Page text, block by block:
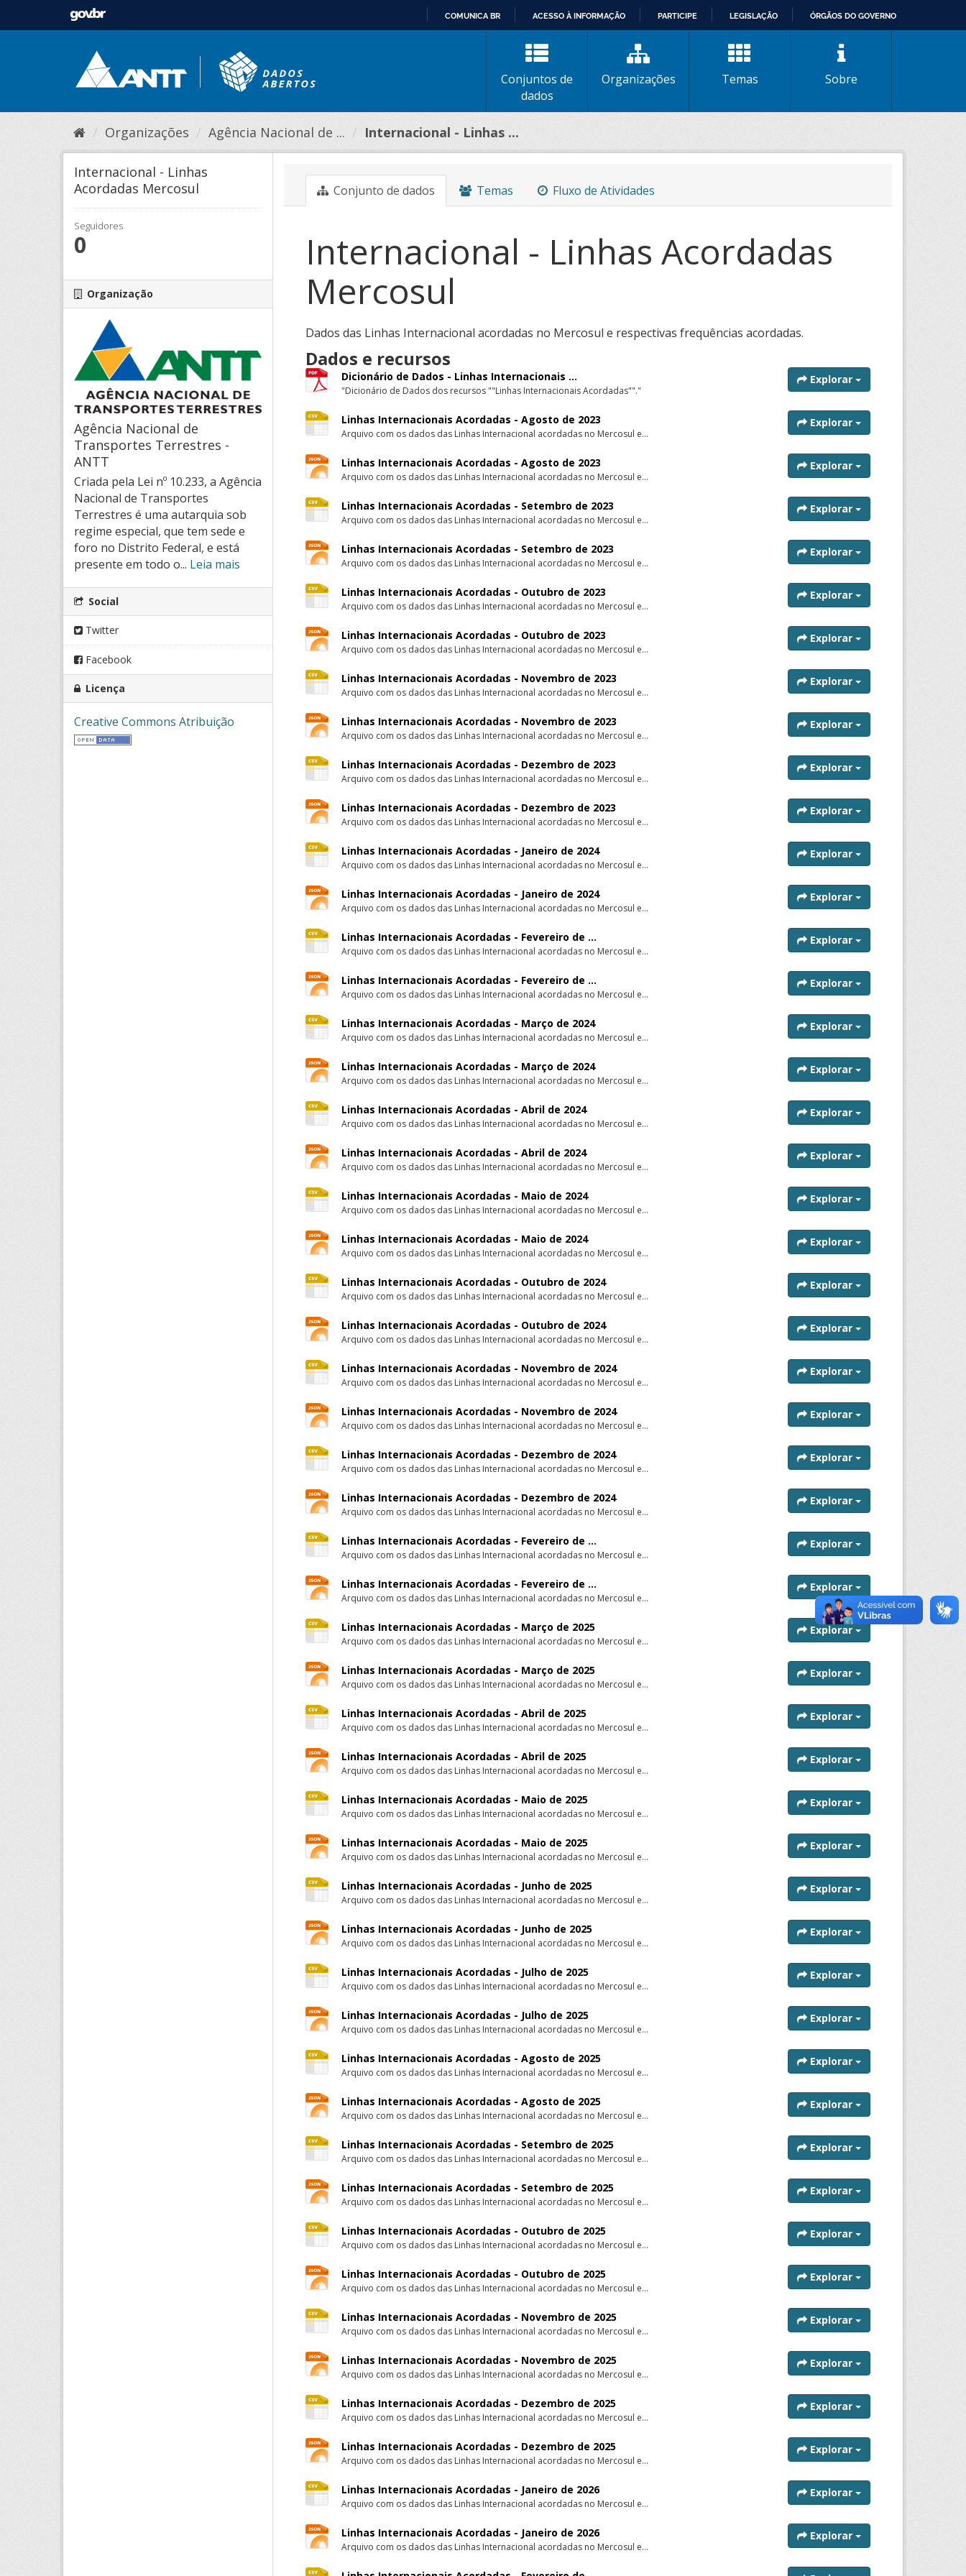
CONTEÚDO
COMUNICA BR ACESSO À INFORMAÇÃO PARTICIPE LEGISLAÇÃO ÓRGÃOS DO GOVERNO
Conjuntos de
dados
Organizações Temas Sobre
Organizações Agência Nacional de ... Internacional - Linhas ...
Internacional - Linhas
Acordadas Mercosul
Seguidores
0
Organização
Agência Nacional de
Transportes Terrestres -
ANTT
Criada pela Lei nº 10.233, a Agência
Nacional de Transportes
Terrestres é uma autarquia sob
regime especial, que tem sede e
foro no Distrito Federal, e está
presente em todo o... Leia mais
Social
Twitter
Facebook
Licença
Creative Commons Atribuição
Conjunto de dados Temas Fluxo de Atividades
Internacional - Linhas Acordadas
Mercosul
Dados das Linhas Internacional acordadas no Mercosul e respectivas frequências acordadas.
Dados e recursos
Dicionário de Dados - Linhas Internacionais ...
"Dicionário de Dados dos recursos ""Linhas Internacionais Acordadas""."
Explorar
Linhas Internacionais Acordadas - Agosto de 2023
Arquivo com os dados das Linhas Internacional acordadas no Mercosul e...
Explorar
Linhas Internacionais Acordadas - Agosto de 2023
Arquivo com os dados das Linhas Internacional acordadas no Mercosul e...
Explorar
Linhas Internacionais Acordadas - Setembro de 2023
Arquivo com os dados das Linhas Internacional acordadas no Mercosul e...
Explorar
Linhas Internacionais Acordadas - Setembro de 2023
Arquivo com os dados das Linhas Internacional acordadas no Mercosul e...
Explorar
Linhas Internacionais Acordadas - Outubro de 2023
Arquivo com os dados das Linhas Internacional acordadas no Mercosul e...
Explorar
Linhas Internacionais Acordadas - Outubro de 2023
Arquivo com os dados das Linhas Internacional acordadas no Mercosul e...
Explorar
Linhas Internacionais Acordadas - Novembro de 2023
Arquivo com os dados das Linhas Internacional acordadas no Mercosul e...
Explorar
Linhas Internacionais Acordadas - Novembro de 2023
Arquivo com os dados das Linhas Internacional acordadas no Mercosul e...
Explorar
Linhas Internacionais Acordadas - Dezembro de 2023
Arquivo com os dados das Linhas Internacional acordadas no Mercosul e...
Explorar
Linhas Internacionais Acordadas - Dezembro de 2023
Arquivo com os dados das Linhas Internacional acordadas no Mercosul e...
Explorar
Linhas Internacionais Acordadas - Janeiro de 2024
Arquivo com os dados das Linhas Internacional acordadas no Mercosul e...
Explorar
Linhas Internacionais Acordadas - Janeiro de 2024
Arquivo com os dados das Linhas Internacional acordadas no Mercosul e...
Explorar
Linhas Internacionais Acordadas - Fevereiro de ...
Arquivo com os dados das Linhas Internacional acordadas no Mercosul e...
Explorar
Linhas Internacionais Acordadas - Fevereiro de ...
Arquivo com os dados das Linhas Internacional acordadas no Mercosul e...
Explorar
Linhas Internacionais Acordadas - Março de 2024
Arquivo com os dados das Linhas Internacional acordadas no Mercosul e...
Explorar
Linhas Internacionais Acordadas - Março de 2024
Arquivo com os dados das Linhas Internacional acordadas no Mercosul e...
Explorar
Linhas Internacionais Acordadas - Abril de 2024
Arquivo com os dados das Linhas Internacional acordadas no Mercosul e...
Explorar
Linhas Internacionais Acordadas - Abril de 2024
Arquivo com os dados das Linhas Internacional acordadas no Mercosul e...
Explorar
Linhas Internacionais Acordadas - Maio de 2024
Arquivo com os dados das Linhas Internacional acordadas no Mercosul e...
Explorar
Linhas Internacionais Acordadas - Maio de 2024
Arquivo com os dados das Linhas Internacional acordadas no Mercosul e...
Explorar
Linhas Internacionais Acordadas - Outubro de 2024
Arquivo com os dados das Linhas Internacional acordadas no Mercosul e...
Explorar
Linhas Internacionais Acordadas - Outubro de 2024
Arquivo com os dados das Linhas Internacional acordadas no Mercosul e...
Explorar
Linhas Internacionais Acordadas - Novembro de 2024
Arquivo com os dados das Linhas Internacional acordadas no Mercosul e...
Explorar
Linhas Internacionais Acordadas - Novembro de 2024
Arquivo com os dados das Linhas Internacional acordadas no Mercosul e...
Explorar
Linhas Internacionais Acordadas - Dezembro de 2024
Arquivo com os dados das Linhas Internacional acordadas no Mercosul e...
Explorar
Linhas Internacionais Acordadas - Dezembro de 2024
Arquivo com os dados das Linhas Internacional acordadas no Mercosul e...
Explorar
Linhas Internacionais Acordadas - Fevereiro de ...
Arquivo com os dados das Linhas Internacional acordadas no Mercosul e...
Explorar
Linhas Internacionais Acordadas - Fevereiro de ...
Arquivo com os dados das Linhas Internacional acordadas no Mercosul e...
Explorar
Linhas Internacionais Acordadas - Março de 2025
Arquivo com os dados das Linhas Internacional acordadas no Mercosul e...
Explorar
Linhas Internacionais Acordadas - Março de 2025
Arquivo com os dados das Linhas Internacional acordadas no Mercosul e...
Explorar
Linhas Internacionais Acordadas - Abril de 2025
Arquivo com os dados das Linhas Internacional acordadas no Mercosul e...
Explorar
Linhas Internacionais Acordadas - Abril de 2025
Arquivo com os dados das Linhas Internacional acordadas no Mercosul e...
Explorar
Linhas Internacionais Acordadas - Maio de 2025
Arquivo com os dados das Linhas Internacional acordadas no Mercosul e...
Explorar
Linhas Internacionais Acordadas - Maio de 2025
Arquivo com os dados das Linhas Internacional acordadas no Mercosul e...
Explorar
Linhas Internacionais Acordadas - Junho de 2025
Arquivo com os dados das Linhas Internacional acordadas no Mercosul e...
Explorar
Linhas Internacionais Acordadas - Junho de 2025
Arquivo com os dados das Linhas Internacional acordadas no Mercosul e...
Explorar
Linhas Internacionais Acordadas - Julho de 2025
Arquivo com os dados das Linhas Internacional acordadas no Mercosul e...
Explorar
Linhas Internacionais Acordadas - Julho de 2025
Arquivo com os dados das Linhas Internacional acordadas no Mercosul e...
Explorar
Linhas Internacionais Acordadas - Agosto de 2025
Arquivo com os dados das Linhas Internacional acordadas no Mercosul e...
Explorar
Linhas Internacionais Acordadas - Agosto de 2025
Arquivo com os dados das Linhas Internacional acordadas no Mercosul e...
Explorar
Linhas Internacionais Acordadas - Setembro de 2025
Arquivo com os dados das Linhas Internacional acordadas no Mercosul e...
Explorar
Linhas Internacionais Acordadas - Setembro de 2025
Arquivo com os dados das Linhas Internacional acordadas no Mercosul e...
Explorar
Linhas Internacionais Acordadas - Outubro de 2025
Arquivo com os dados das Linhas Internacional acordadas no Mercosul e...
Explorar
Linhas Internacionais Acordadas - Outubro de 2025
Arquivo com os dados das Linhas Internacional acordadas no Mercosul e...
Explorar
Linhas Internacionais Acordadas - Novembro de 2025
Arquivo com os dados das Linhas Internacional acordadas no Mercosul e...
Explorar
Linhas Internacionais Acordadas - Novembro de 2025
Arquivo com os dados das Linhas Internacional acordadas no Mercosul e...
Explorar
Linhas Internacionais Acordadas - Dezembro de 2025
Arquivo com os dados das Linhas Internacional acordadas no Mercosul e...
Explorar
Linhas Internacionais Acordadas - Dezembro de 2025
Arquivo com os dados das Linhas Internacional acordadas no Mercosul e...
Explorar
Linhas Internacionais Acordadas - Janeiro de 2026
Arquivo com os dados das Linhas Internacional acordadas no Mercosul e...
Explorar
Linhas Internacionais Acordadas - Janeiro de 2026
Arquivo com os dados das Linhas Internacional acordadas no Mercosul e...
Explorar